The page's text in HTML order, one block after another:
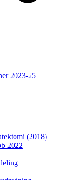
2023-25
(2018)
2022